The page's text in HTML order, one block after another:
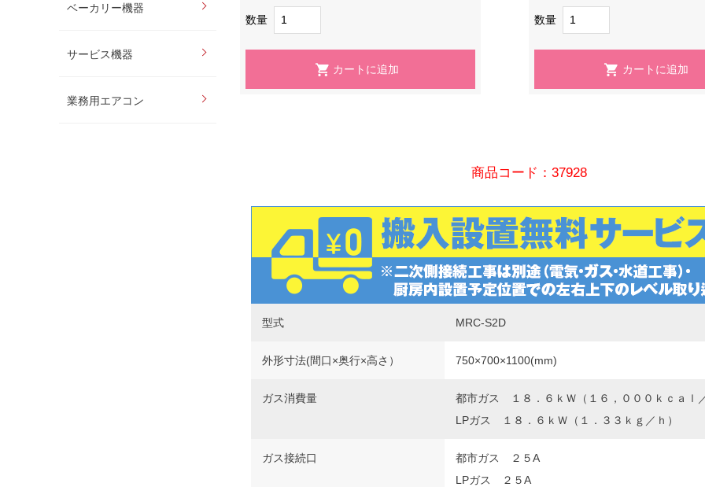
ベーカリー機器
サービス機器
業務用エアコン
数量 数量
商品コード：37928
型式 MRC-S2D
外形寸法(間口×奥行×高さ） 750×700×1100(mm)
ガス消費量
都市ガス １８．６ｋＷ（１６，０００ｋｃａｌ
LPガス １８．６ｋＷ（１．３３ｋｇ／ｈ）
ガス接続口
都市ガス ２５A
LPガス ２５A